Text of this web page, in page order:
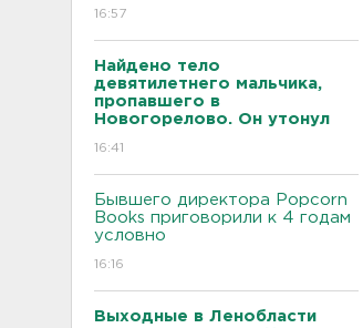
16:57
Найдено тело
девятилетнего мальчика,
пропавшего в
Новогорелово. Он утонул
16:41
Бывшего директора Popcorn
Books приговорили к 4 годам
условно
16:16
Выходные в Ленобласти